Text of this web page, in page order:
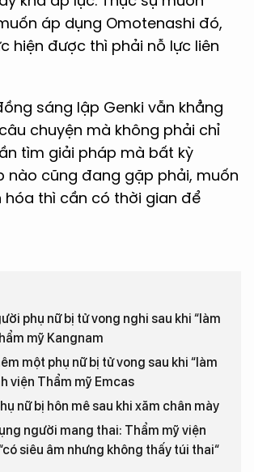
áp dụng Omotenashi đó,
hiện được thì phải nỗ lực liên
sáng lập Genki vẫn khẳng
chuyện mà không phải chỉ
tìm giải pháp mà bất kỳ
nào cũng đang gặp phải, muốn
hóa thì cần có thời gian để
phụ nữ bị tử vong nghi sau khi “làm
mỹ Kangnam
một phụ nữ bị tử vong sau khi “làm
viện Thẩm mỹ Emcas
nữ bị hôn mê sau khi xăm chân mày
người mang thai: Thẩm mỹ viện
siêu âm nhưng không thấy túi thai“